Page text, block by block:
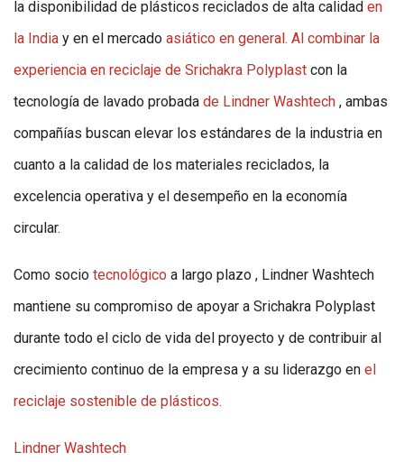
la disponibilidad de plásticos reciclados de alta calidad en
la India y en el mercado asiático en general. Al combinar la
experiencia en reciclaje de Srichakra Polyplast con la
tecnología de lavado probada de Lindner Washtech , ambas
compañías buscan elevar los estándares de la industria en
cuanto a la calidad de los materiales reciclados, la
excelencia operativa y el desempeño en la economía
circular.
Como socio tecnológico a largo plazo , Lindner Washtech
mantiene su compromiso de apoyar a Srichakra Polyplast
durante todo el ciclo de vida del proyecto y de contribuir al
crecimiento continuo de la empresa y a su liderazgo en el
reciclaje sostenible de plásticos.
Lindner Washtech